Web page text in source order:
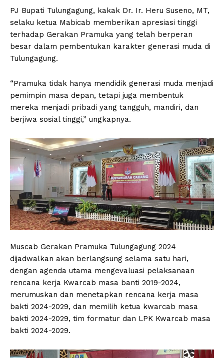
PJ Bupati Tulungagung, kakak Dr. Ir. Heru Suseno, MT,
selaku ketua Mabicab memberikan apresiasi tinggi
terhadap Gerakan Pramuka yang telah berperan
besar dalam pembentukan karakter generasi muda di
Tulungagung.
“Pramuka tidak hanya mendidik generasi muda menjadi
pemimpin masa depan, tetapi juga membentuk
mereka menjadi pribadi yang tangguh, mandiri, dan
berjiwa sosial tinggi,” ungkapnya.
Muscab Gerakan Pramuka Tulungagung 2024
dijadwalkan akan berlangsung selama satu hari,
dengan agenda utama mengevaluasi pelaksanaan
rencana kerja Kwarcab masa banti 2019-2024,
merumuskan dan menetapkan rencana kerja masa
bakti 2024-2029, dan memilih ketua kwarcab masa
bakti 2024-2029, tim formatur dan LPK Kwarcab masa
bakti 2024-2029.